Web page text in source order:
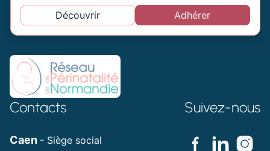
Découvrir Adhérer
Contacts
Caen - Siège social
Suivez-nous